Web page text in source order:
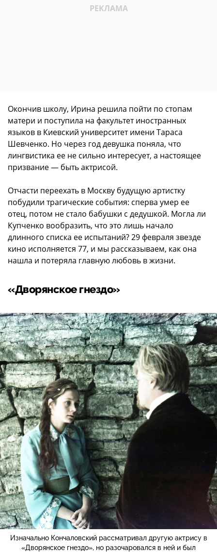
Окончив школу, Ирина решила пойти по стопам
матери и поступила на факультет иностранных
языков в Киевский университет имени Тараса
Шевченко. Но через год девушка поняла, что
лингвистика ее не сильно интересует, а настоящее
призвание — быть актрисой.
Отчасти переехать в Москву будущую артистку
побудили трагические события: сперва умер ее
отец, потом не стало бабушки с дедушкой. Могла ли
Купченко вообразить, что это лишь начало
длинного списка ее испытаний? 29 февраля звезде
кино исполняется 77, и мы рассказываем, как она
нашла и потеряла главную любовь в жизни.
«Дворянское гнездо»
Изначально Кончаловский рассматривал другую актрису в
«Дворянское гнездо», но разочаровался в ней и был